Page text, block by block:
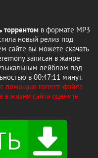
торрентом в формате MP3
новый релиз под
сайте вы можете скачать
записан в жанре
лейблом под
в 00:47:11 минут.
с помощью torrent-файла
в жизни сайта оцените